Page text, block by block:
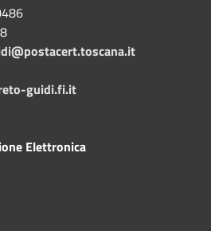
guidi.fi.it
Elettronica